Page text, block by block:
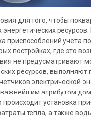
для того, чтобы
энергетических
приспособлений учёта
постройках, где это
не предусматривают
ресурсов, выполняют
электрической
атрибутом
установка
тепла, а также